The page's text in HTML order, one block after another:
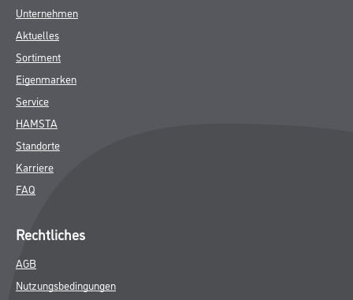
Unternehmen
Aktuelles
Sortiment
Eigenmarken
Service
HAMSTA
Standorte
Karriere
FAQ
Rechtliches
AGB
Nutzungsbedingungen